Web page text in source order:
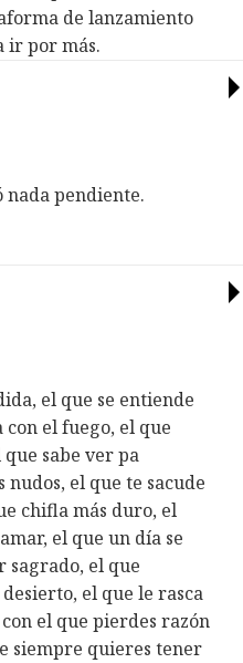
de lanzamiento
ir por más.
nada pendiente.
el que se entiende
con el fuego, el que
sabe ver pa
el que te sacude
chifla más duro, el
el que un día se
sagrado, el que
el que le rasca
el que pierdes razón
siempre quieres tener